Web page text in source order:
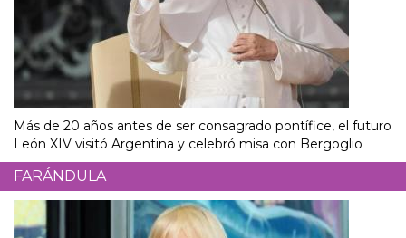
Más de 20 años antes de ser consagrado pontífice, el futuro
León XIV visitó Argentina y celebró misa con Bergoglio
FARÁNDULA